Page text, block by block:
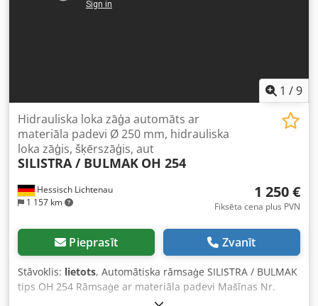
1 /9
Hessisch Lichtenau
1 157 km
Hidrauliska loka zāģa automāts ar
materiāla padevi Ø 250 mm, hidrauliska
loka zāģis, šķērszāģis, aut
SILISTRA / BULMAK OH 254
1 250 €
Fiksēta cena plus PVN
Pieprasīt Zvanīt
Stāvoklis: lietots, Automātiska rāmsaģe SILISTRA / BULMAK
tips OH 254 Rāmsaģe ar materiāla padevi Mašīnas Nr.
862919 Ražošanas gads: 1986 Zāģēšanas diapazons - apaļš